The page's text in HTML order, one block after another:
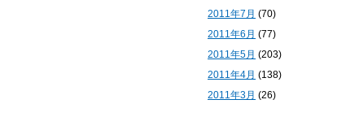
2011年7月 (70)
2011年6月 (77)
2011年5月 (203)
2011年4月 (138)
2011年3月 (26)